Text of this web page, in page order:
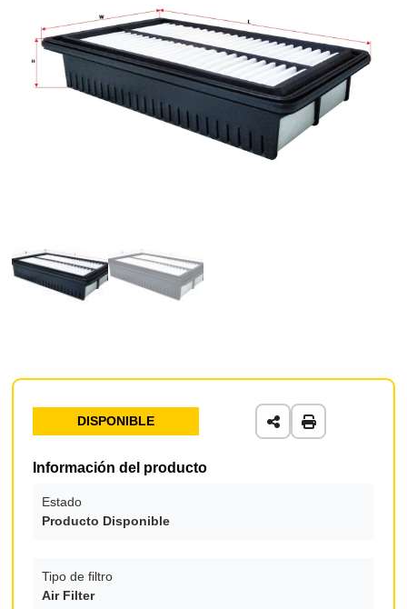
DISPONIBLE
Información del producto
Estado
Producto Disponible
Tipo de filtro
Air Filter